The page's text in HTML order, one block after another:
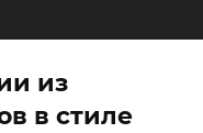
из
в стиле